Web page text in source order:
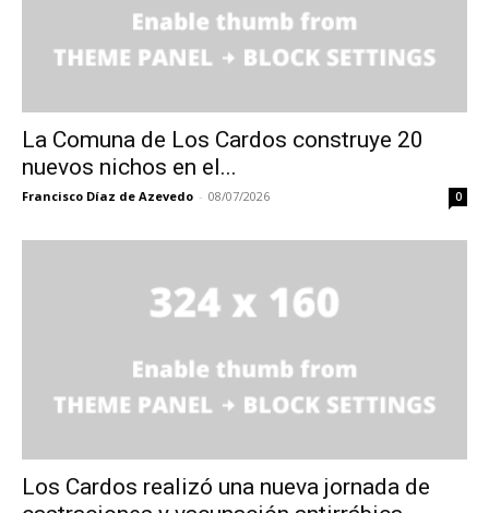
La Comuna de Los Cardos construye 20
nuevos nichos en el...
Francisco Díaz de Azevedo - 08/07/2026 0
Los Cardos realizó una nueva jornada de